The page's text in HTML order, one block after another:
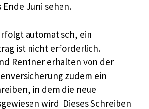
Juni sehen.
automatisch, ein
ist nicht erforderlich.
Rentner erhalten von der
zudem ein
in dem die neue
wird. Dieses Schreiben